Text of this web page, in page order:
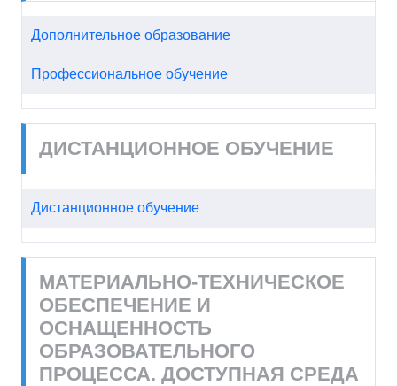
Дополнительное образование
Профессиональное обучение
ДИСТАНЦИОННОЕ ОБУЧЕНИЕ
Дистанционное обучение
МАТЕРИАЛЬНО-ТЕХНИЧЕСКОЕ
ОБЕСПЕЧЕНИЕ И
ОСНАЩЕННОСТЬ
ОБРАЗОВАТЕЛЬНОГО
ПРОЦЕССА. ДОСТУПНАЯ СРЕДА